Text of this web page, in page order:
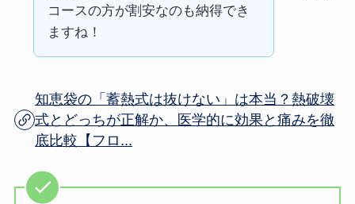
コースの方が割安なのも納得でき
ますね！
知恵袋の「蓄熱式は抜けない」は本当？熱破壊
式とどっちが正解か、医学的に効果と痛みを徹
底比較【フロ...